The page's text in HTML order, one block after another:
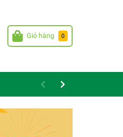
Giỏ hàng 0